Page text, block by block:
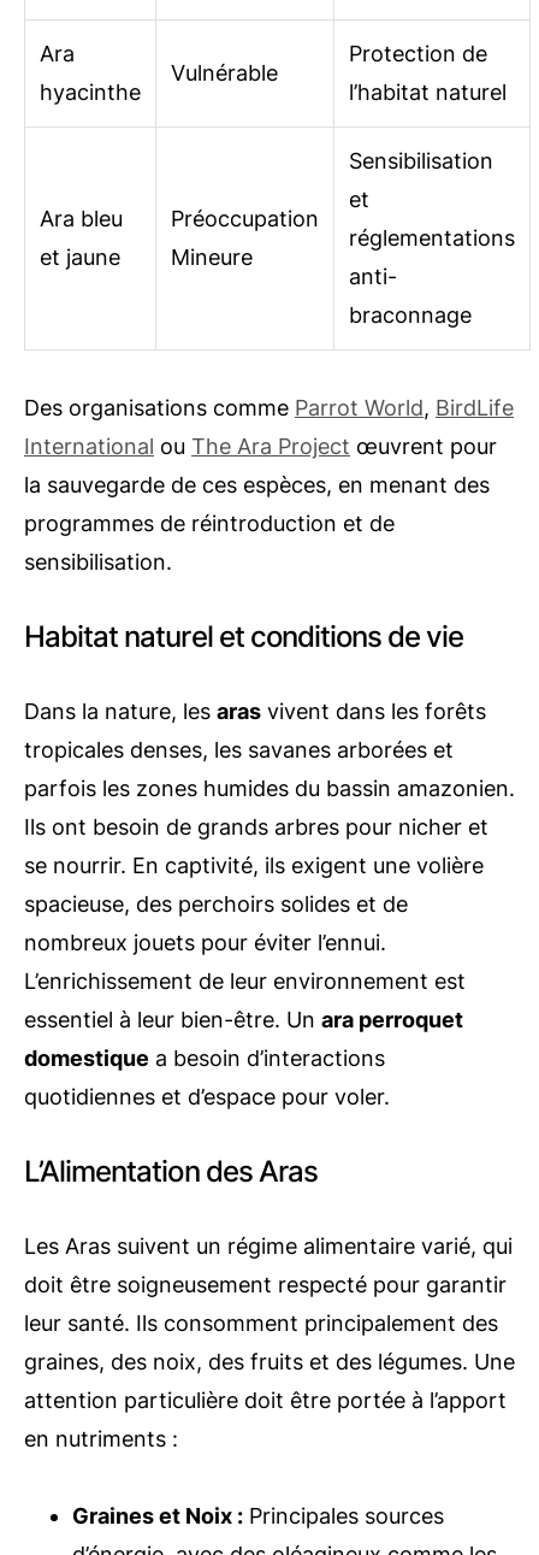
Ara
hyacinthe
Vulnérable
Protection de
l’habitat naturel
Ara bleu
et jaune
Préoccupation
Mineure
Sensibilisation
et
réglementations
anti-
braconnage
Des organisations comme Parrot World, BirdLife
International ou The Ara Project œuvrent pour
la sauvegarde de ces espèces, en menant des
programmes de réintroduction et de
sensibilisation.
Habitat naturel et conditions de vie
Dans la nature, les aras vivent dans les forêts
tropicales denses, les savanes arborées et
parfois les zones humides du bassin amazonien.
Ils ont besoin de grands arbres pour nicher et
se nourrir. En captivité, ils exigent une volière
spacieuse, des perchoirs solides et de
nombreux jouets pour éviter l’ennui.
L’enrichissement de leur environnement est
essentiel à leur bien-être. Un ara perroquet
domestique a besoin d’interactions
quotidiennes et d’espace pour voler.
L’Alimentation des Aras
Les Aras suivent un régime alimentaire varié, qui
doit être soigneusement respecté pour garantir
leur santé. Ils consomment principalement des
graines, des noix, des fruits et des légumes. Une
attention particulière doit être portée à l’apport
en nutriments :
Graines et Noix : Principales sources